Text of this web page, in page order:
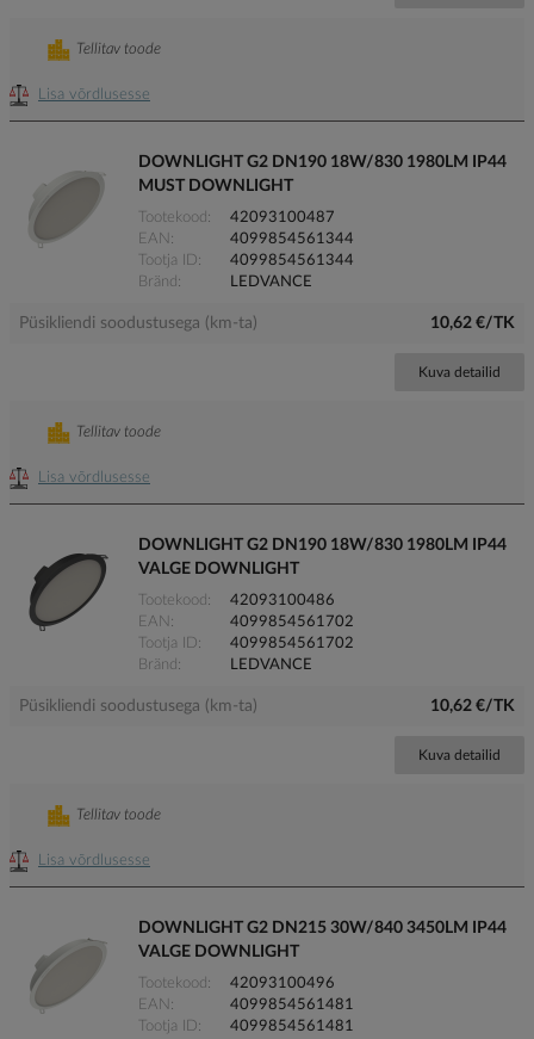
Lisa võrdlusesse
Tellitav toode
DOWNLIGHT G2 DN190 18W/830 1980LM IP44
MUST DOWNLIGHT
Tootekood
42093100487
EAN
4099854561344
Tootja ID
4099854561344
Bränd
LEDVANCE
Püsikliendi soodustusega (km-ta) 10,62 €/TK
Kuva detailid
Lisa võrdlusesse
Tellitav toode
DOWNLIGHT G2 DN190 18W/830 1980LM IP44
VALGE DOWNLIGHT
Tootekood
42093100486
EAN
4099854561702
Tootja ID
4099854561702
Bränd
LEDVANCE
Püsikliendi soodustusega (km-ta) 10,62 €/TK
Kuva detailid
Lisa võrdlusesse
Tellitav toode
DOWNLIGHT G2 DN215 30W/840 3450LM IP44
VALGE DOWNLIGHT
Tootekood
42093100496
EAN
4099854561481
Tootja ID
4099854561481